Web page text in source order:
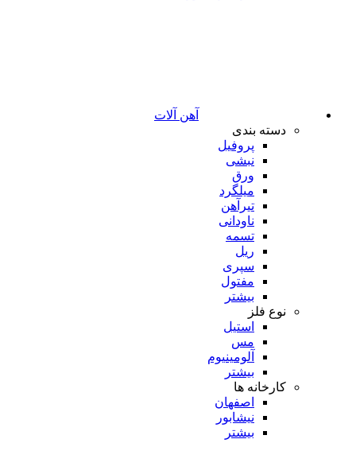
آهن آلات
دسته بندی
پروفیل
نبشی
ورق
میلگرد
تیرآهن
ناودانی
تسمه
ریل
سپری
مفتول
بیشتر
نوع فلز
استیل
مس
آلومینیوم
بیشتر
کارخانه ها
اصفهان
نیشابور
بیشتر